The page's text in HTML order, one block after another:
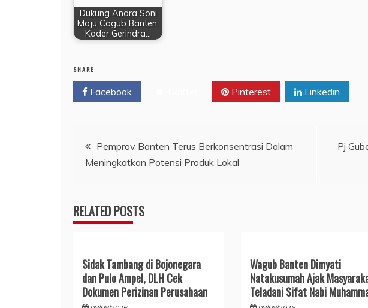
Dukung Andra Soni
Maju Cagub Banten,
Kader Gerindra…
SHARE
Facebook Pinterest Linkedin
Navigasi
pos
Pemprov Banten Terus Berkonsentrasi Dalam
Meningkatkan Potensi Produk Lokal
Pj
RELATED POSTS
Sidak Tambang di Bojonegara
dan Pulo Ampel, DLH Cek
Dokumen Perizinan Perusahaan
Wagub Banten Dimyati
Natakusumah Ajak
Teladani Sifat Nabi